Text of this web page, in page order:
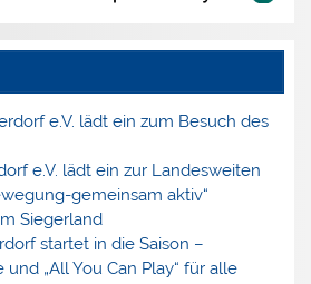
e.V. lädt ein zum Besuch des
e.V. lädt ein zur Landesweiten
gemeinsam aktiv“
Siegerland
startet in die Saison –
„All You Can Play“ für alle